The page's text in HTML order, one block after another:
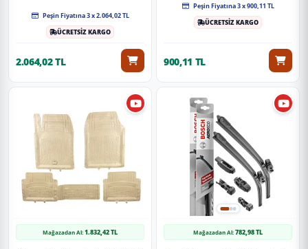
Peşin Fiyatına 3 x 2.064,02 TL
ÜCRETSİZ KARGO
2.064,02 TL
Peşin Fiyatına 3 x 900,11 TL
ÜCRETSİZ KARGO
900,11 TL
Mağazadan Al:1.832,42 TL Mağazadan Al:782,98 TL